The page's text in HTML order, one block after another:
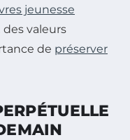
jeunesse
valeurs
de préserver